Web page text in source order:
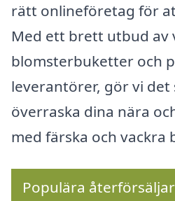
rätt onlineföretag för
Med ett brett utbud av
blomsterbuketter och
leverantörer, gör vi
överraska dina nära
med färska och vackra
Populära